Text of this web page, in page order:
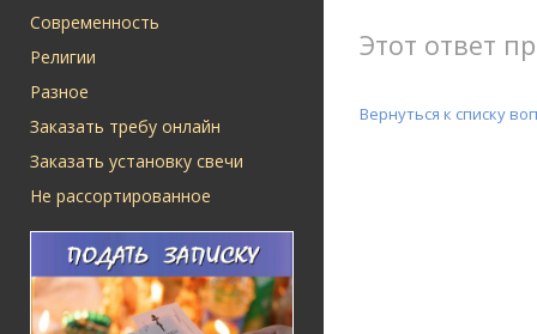
Современность
Религии
Разное
Заказать требу онлайн
Заказать установку свечи
Не рассортированное
Этот ответ
Вернуться к списку